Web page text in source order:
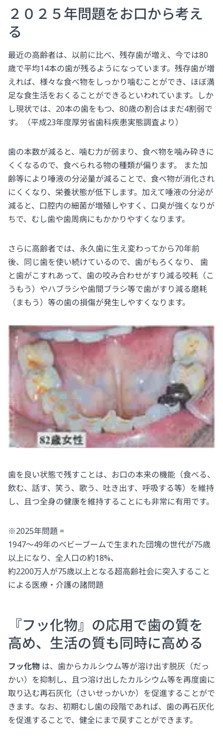
２０２５年問題をお口から考え
る
最近の高齢者は、以前に比べ、残存歯が増え、今では80
歳で平均14本の歯が残るようになっています。残存歯が増
えれば、様々な食べ物をしっかり噛むことができ、ほぼ満
足な食生活をおくることができるといわれています。しか
し現状では、20本の歯をもつ、80歳の割合はまだ4割弱で
す。（平成23年度厚労省歯科疾患実態調査より）
歯の本数が減ると、噛む力が弱まり、食べ物を噛み砕きに
くくなるので、食べられる物の種類が偏ります。 また加
齢等により唾液の分泌量が減ることで、食べ物が消化され
にくくなり、栄養状態が低下します。加えて唾液の分泌が
減ると、口腔内の細菌が増殖しやすく、口臭が強くなりが
ちで、むし歯や歯周病にもかかりやすくなります。
さらに高齢者では、永久歯に生え変わってから70年前
後、同じ歯を使い続けているので、歯がもろくなり、 歯
と歯がこすれあって、歯の咬み合わせがすり減る咬耗（こ
うもう）やハブラシや歯間ブラシ等で歯がすり減る磨耗
（まもう）等の歯の損傷が発生しやすくなります。
歯を良い状態で残すことは、お口の本来の機能（食べる、
飲む、話す、笑う、歌う、吐き出す、呼吸する等）を維持
し、且つ全身の健康を維持することにも非常に有用です。
※2025年問題 =
1947～49年のベビーブームで生まれた団塊の世代が75歳
以上になり、全人口の約18%、
約2200万人が75歳以上となる超高齢社会に突入すること
による医療・介護の諸問題
『フッ化物』の応用で歯の質を
高め、生活の質も同時に高める
フッ化物 は、歯からカルシウム等が溶け出す脱灰（だっ
かい）を抑制し、且つ溶け出したカルシウム等を再度歯に
取り込む再石灰化（さいせっかいか）を促進することがで
きます。なお、初期むし歯の段階であれば、歯の再石灰化
を促進することで、健全にまで戻すことができます。